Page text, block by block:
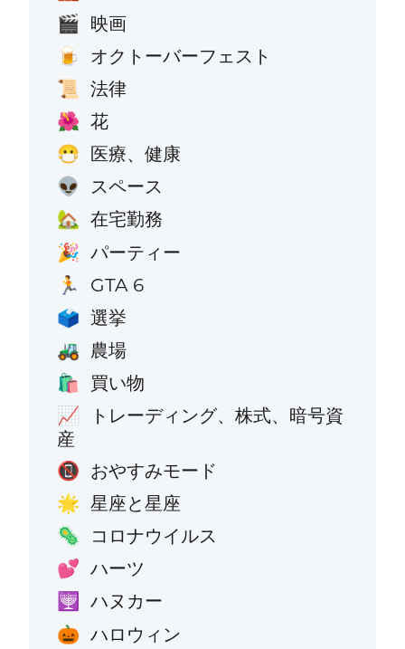
🎬 映画
🍺 オクトーバーフェスト
📜 法律
🌺 花
😷 医療、健康
👽 スペース
🏡 在宅勤務
🎉 パーティー
🏃 GTA 6
🗳️ 選挙
🚜 農場
🛍️ 買い物
📈
トレーディング、株式、暗号資
産
📵 おやすみモード
🌟 星座と星座
🦠 コロナウイルス
💕 ハーツ
🕎 ハヌカー
🎃 ハロウィン